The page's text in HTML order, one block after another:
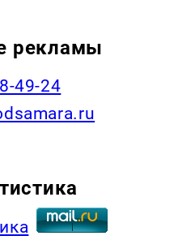
рекламы
49-24